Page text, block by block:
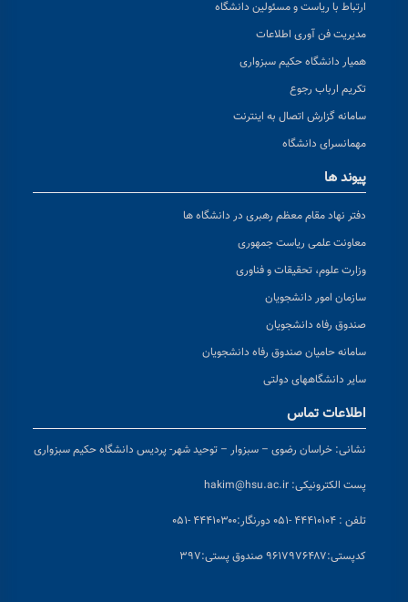
ارتباط با ریاست و مسئولین دانشگاه
مدیریت فن آوری اطلاعات
همیار دانشگاه حکیم سبزواری
تکریم ارباب رجوع
سامانه گزارش اتصال به اینترنت
مهمانسرای دانشگاه
پیوند ها
دفتر نهاد مقام معظم رهبری در دانشگاه ها
معاونت علمی ریاست جمهوری
وزارت علوم، تحقیقات و فناوری
سازمان امور دانشجویان
صندوق رفاه دانشجویان
سامانه حامیان صندوق رفاه دانشجویان
سایر دانشگاههای دولتی
اطلاعات تماس
نشانی: خراسان رضوی – سبزوار – توحید شهر- پردیس دانشگاه حکیم سبزواری
پست الکترونیکی: hakim@hsu.ac.ir
تلفن : ۴۴۴۱۰۱۰۴ -۰۵۱ دورنگار:۴۴۴۱۰۳۰۰ -۰۵۱
کدپستی:۹۶۱۷۹۷۶۴۸۷ صندوق پستی:۳۹۷